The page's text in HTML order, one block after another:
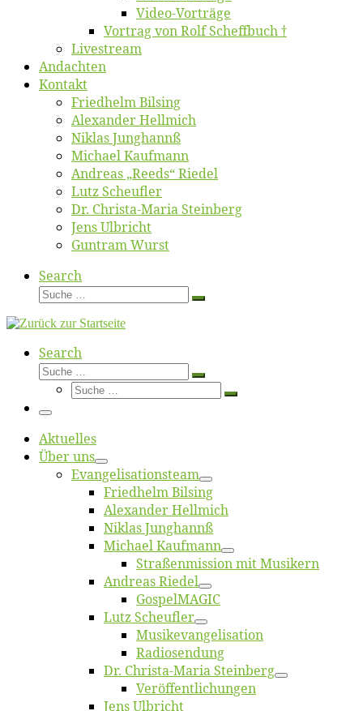
Vi­deo-Vor­trä­ge
Vor­trag von Rolf Scheffbuch †
Live­stream
An­dach­ten
Kon­takt
Fried­helm Bilsing
Alex­an­der Hellmich
Ni­klas Junghannß
Mi­cha­el Kaufmann
An­dre­as „Reeds“ Riedel
Lutz Scheuf­ler
Dr. Chris­­ta-Ma­ria Steinberg
Jens Ulb­richt
Gun­tram Wurst
Search
Suche
Suche
Search
Suche
Suche
Suche
Suche
Menü
Ak­tu­el­les
Über uns
Evangelisa­tions­team
Fried­helm Bilsing
Alex­an­der Hellmich
Ni­klas Junghannß
Mi­cha­el Kaufmann
Straßenmis­sion mit Musikern
An­dre­as Riedel
Gos­pel­MA­GIC
Lutz Scheuf­ler
Musikevan­ge­li­sa­tion
Ra­dio­sen­dung
Dr. Chris­­ta-Ma­ria Steinberg
Ver­öf­fent­li­chun­gen
Jens Ulb­richt